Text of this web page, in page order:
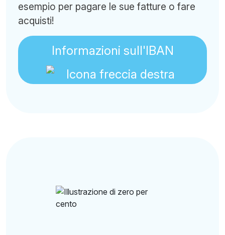
esempio per pagare le sue fatture o fare
acquisti!
Informazioni sull'IBAN